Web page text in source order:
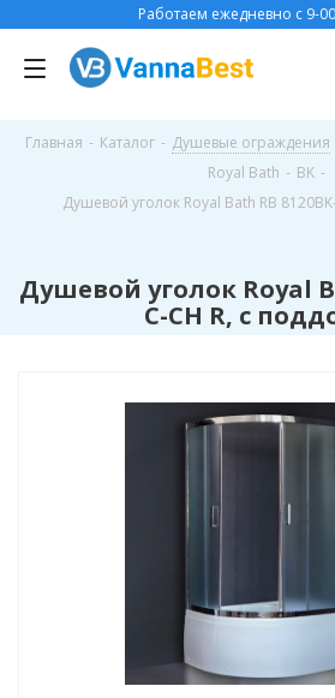
Работаем ежедневно с 9-
Главная - Каталог - Душевые ограждения
Royal Bath - BK -
Душевой уголок Royal Bath RB
Душевой уголок Royal
C-CH R, с